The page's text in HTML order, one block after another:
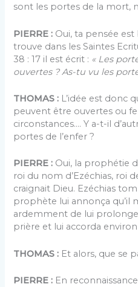
sont les portes de la mort,
PIERRE : Oui, ta pensée
trouve dans les Saintes
38 : 17 il est écrit : « Les
ouvertes ? As-tu vu les
THOMAS : L’idée est donc
peuvent être ouvertes ou
circonstances…. Y a-t-il
portes de l’enfer ?
PIERRE : Oui, la prophétie
roi du nom d’Ezéchias, roi
craignait Dieu. Ezéchias
prophète lui annonça qu’il
ardemment de lui
prière et lui accorda environ
THOMAS : Et alors, que se
PIERRE : En